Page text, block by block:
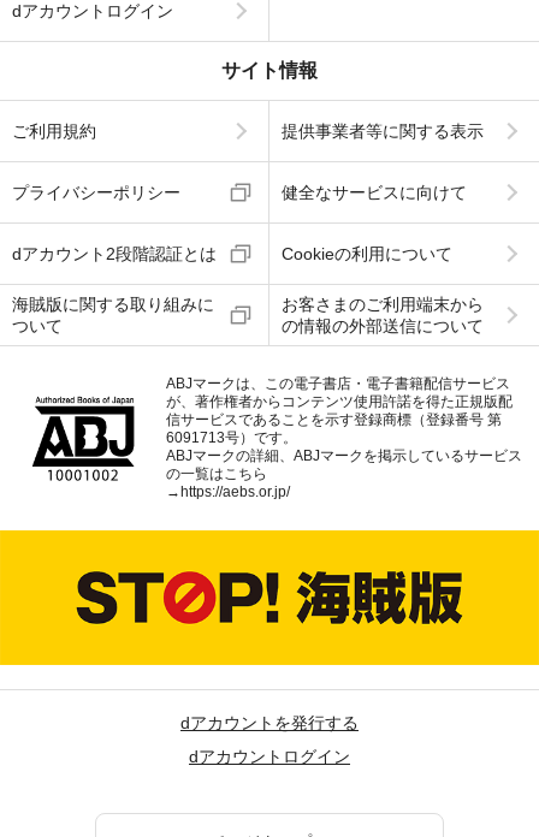
dアカウントログイン
サイト情報
ご利用規約 提供事業者等に関する表示
プライバシーポリシー 健全なサービスに向けて
dアカウント2段階認証とは Cookieの利用について
海賊版に関する取り組みに
ついて
お客さまのご利用端末から
の情報の外部送信について
ABJマークは、この電子書店・電子書籍配信サービス
が、著作権者からコンテンツ使用許諾を得た正規版配
信サービスであることを示す登録商標（登録番号 第
6091713号）です。
ABJマークの詳細、ABJマークを掲示しているサービス
の一覧はこちら
→ https://aebs.or.jp/
dアカウントを発行する
dアカウントログイン